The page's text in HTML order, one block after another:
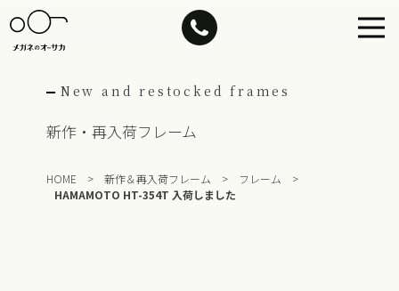
to
content
New and restocked frames
新作・再入荷フレーム
HOME > 新作＆再入荷フレーム > フレーム
>
HAMAMOTO HT-354T 入荷しました